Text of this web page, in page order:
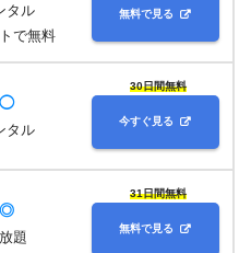
タル
で無料
無料で見る
◯
タル
30日間無料
今すぐ見る
◎
題
31日間無料
無料で見る